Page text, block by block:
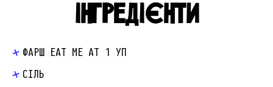
ІНГРЕДІЄНТИ
ФАРШ EAT ME AT 1 УП
СІЛЬ